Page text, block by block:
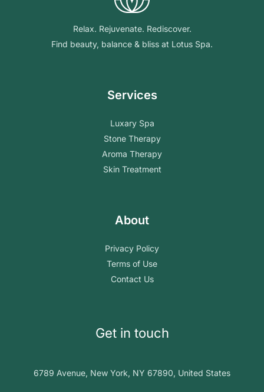
Relax. Rejuvenate. Rediscover.
Find beauty, balance & bliss at Lotus Spa.
Services
Luxary Spa
Stone Therapy
Aroma Therapy
Skin Treatment
About
Privacy Policy
Terms of Use
Contact Us
Get in touch
6789 Avenue, New York, NY 67890, United States